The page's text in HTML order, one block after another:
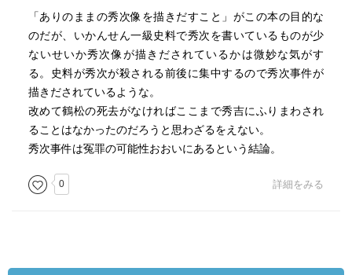
「ありのままの秀次像を描きだすこと」がこの本の目的な
のだが、いかんせん一級史料で秀次を書いているものが少
ないせいか秀次像が描きだされているかは微妙な気がす
る。史料が秀次が殺される前後に集中するので秀次事件が
描きだされているような。
改めて鶴松の死去がなければここまで秀吉にふりまわされ
ることはなかったのだろうと思わざるをえない。
秀次事件は冤罪の可能性おおいにあるという結論。
0 詳細をみる